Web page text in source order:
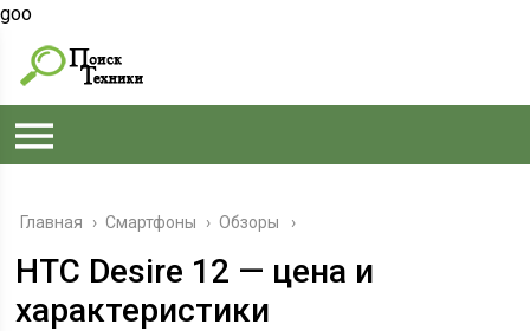
goo
Главная › Смартфоны › Обзоры
HTC Desire 12 — цена и
характеристики